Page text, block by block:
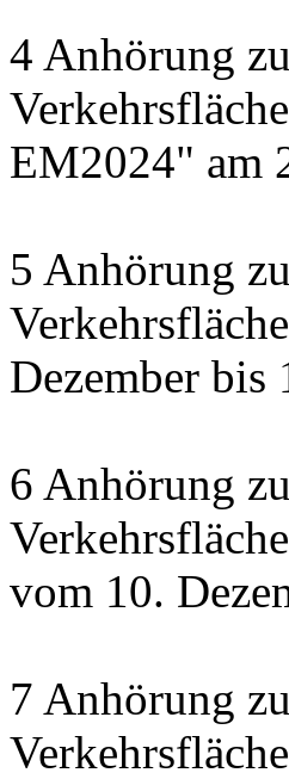
4 Anhörung
EM2024" am
5 Anhörung
Dezember bis
6 Anhörung
vom 10.
7 Anhörung